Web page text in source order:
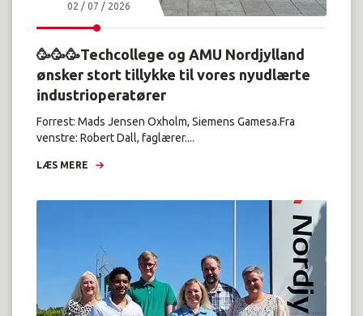
02 / 07 / 2026
🥳🥳🥳Techcollege og AMU Nordjylland
ønsker stort tillykke til vores nyudlærte
industrioperatører
Forrest: Mads Jensen Oxholm, Siemens Gamesa.Fra
venstre: Robert Dall, faglærer....
LÆS MERE